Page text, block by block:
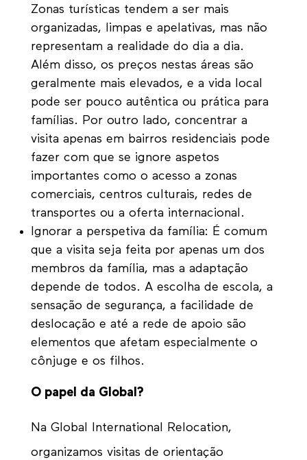
Zonas turísticas tendem a ser mais
organizadas, limpas e apelativas, mas não
representam a realidade do dia a dia.
Além disso, os preços nestas áreas são
geralmente mais elevados, e a vida local
pode ser pouco autêntica ou prática para
famílias. Por outro lado, concentrar a
visita apenas em bairros residenciais pode
fazer com que se ignore aspetos
importantes como o acesso a zonas
comerciais, centros culturais, redes de
transportes ou a oferta internacional.
Ignorar a perspetiva da família: É comum
que a visita seja feita por apenas um dos
membros da família, mas a adaptação
depende de todos. A escolha de escola, a
sensação de segurança, a facilidade de
deslocação e até a rede de apoio são
elementos que afetam especialmente o
cônjuge e os filhos.
O papel da Global?
Na Global International Relocation,
organizamos visitas de orientação